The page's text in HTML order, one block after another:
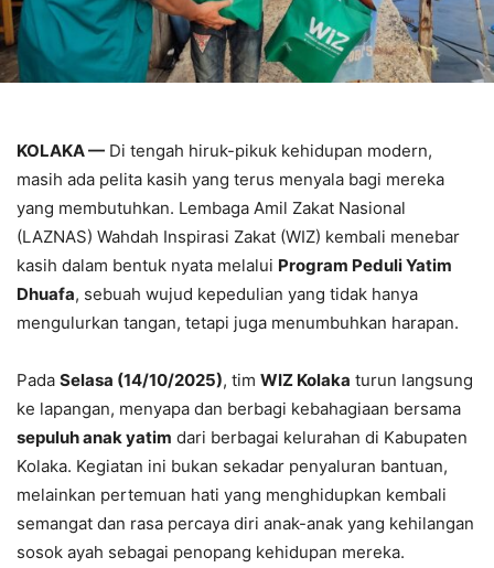
KOLAKA — Di tengah hiruk-pikuk kehidupan modern,
masih ada pelita kasih yang terus menyala bagi mereka
yang membutuhkan. Lembaga Amil Zakat Nasional
(LAZNAS) Wahdah Inspirasi Zakat (WIZ) kembali menebar
kasih dalam bentuk nyata melalui Program Peduli Yatim
Dhuafa, sebuah wujud kepedulian yang tidak hanya
mengulurkan tangan, tetapi juga menumbuhkan harapan.
Pada Selasa (14/10/2025), tim WIZ Kolaka turun langsung
ke lapangan, menyapa dan berbagi kebahagiaan bersama
sepuluh anak yatim dari berbagai kelurahan di Kabupaten
Kolaka. Kegiatan ini bukan sekadar penyaluran bantuan,
melainkan pertemuan hati yang menghidupkan kembali
semangat dan rasa percaya diri anak-anak yang kehilangan
sosok ayah sebagai penopang kehidupan mereka.